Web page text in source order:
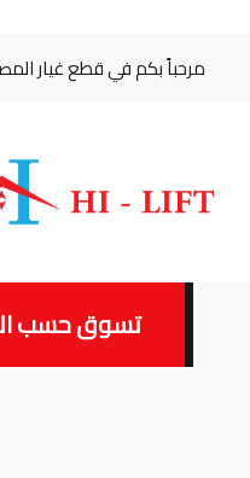
مرحباً بكم في قطع غيار
تسوق حسب